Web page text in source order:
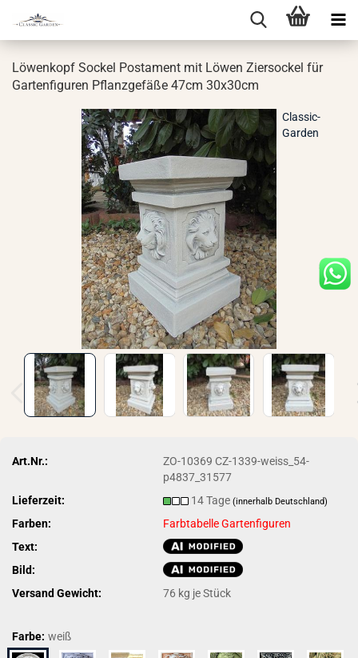
Lö­wen­kopf So­ckel Pos­ta­ment mit Löwen Zier­so­ckel für
Gar­ten­fi­gu­ren Pflanz­ge­fä­ße 47cm 30x30cm
Classic-
Garden
Art.Nr.:
ZO-10369 CZ-1339-weiss_54-
p4837_31577
Lieferzeit:
14 Tage(innerhalb Deutschland)
Farben:
Farbtabelle Gartenfiguren
Text:
Bild:
Versand Gewicht:
76 kg je Stück
Farbe: weiß